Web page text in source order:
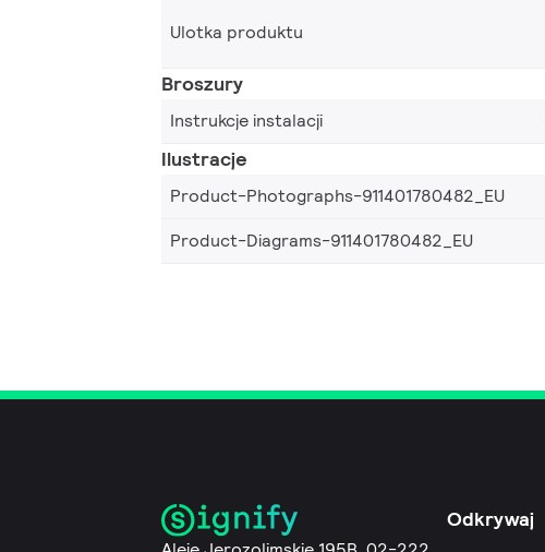
Ulotka produktu
Broszury
Instrukcje instalacji
Ilustracje
Product-Photographs-911401780482_EU
Product-Diagrams-911401780482_EU
Odkrywaj